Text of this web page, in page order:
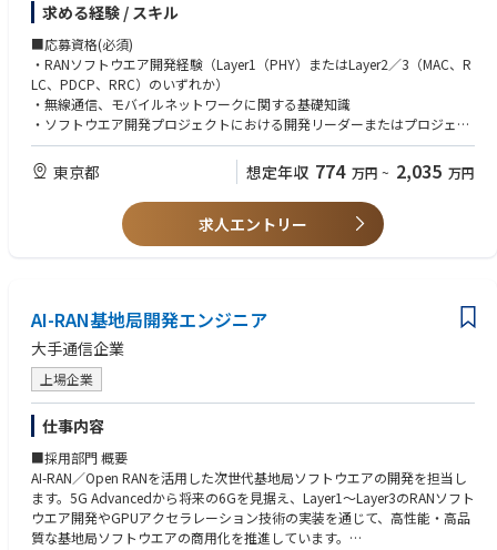
■職務内容
【ミッション】
AI-RAN基地局開発を推進し、開発プロセスおよび開発体制の継続的な改善
を通じて、5G Advancedおよび将来の6G時代を支える基地局ソフトウエ
アの商用化に貢献していただきます。
・AI-RAN基地局開発の推進
・開発計画の策定および進捗・品質管理
・開発チーム横断での課題管理・推進
・開発プロセスおよび開発体制の継続的な改善
・品質・生産性向上に向けた施策の企画・推進
・開発チーム、関係部門およびパートナーとの調整・課題解決
・プロジェクト状況の可視化およびレポーティング
■仕事の魅力
・AI-RAN／Open RANの商用化を支える開発推進の中核として活躍できま
す。
・最先端のRANソフトウエア開発を技術・プロジェクトマネジメントの両
面から推進できます。
・開発プロセスや開発体制の継続的な改善を通じて、開発組織全体へ大き
なインパクトを与えることができます。
・次世代モバイルネットワークの実現に貢献できます。
求める経験 / スキル
■応募資格(必須)
・RANソフトウエア開発経験（Layer1（PHY）またはLayer2／3（MAC、R
LC、PDCP、RRC）のいずれか）
・無線通信、モバイルネットワークに関する基礎知識
・ソフトウエア開発プロジェクトにおける開発リーダーまたはプロジェク
ト推進経験
・開発計画策定、進捗管理、品質管理の実務経験
■応募資格(歓迎)
・C／C++などを用いた組込み／通信ソフトウエア開発経験
・Open RAN、vRAN、AI-RANなど次世代RANアーキテクチャに関する知
・英語による社内外とのコミュニケーション能力
・英語ドキュメントの読解
東京都 想定年収 774 万円 ~ 2,035 万円
求人エントリー
AI-RAN基地局開発エンジニア
大手通信企業
上場企業
仕事内容
■採用部門 概要
AI-RAN／Open RANを活用した次世代基地局ソフトウエアの開発を担当し
ます。5G Advancedから将来の6Gを見据え、Layer1～Layer3のRANソフト
ウエア開発やGPUアクセラレーション技術の実装を通じて、高性能・高品
質な基地局ソフトウエアの商用化を推進しています。